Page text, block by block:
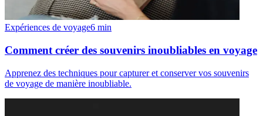
Expériences de voyage6 min
Comment créer des souvenirs inoubliables en voyage
Apprenez des techniques pour capturer et conserver vos souvenirs
de voyage de manière inoubliable.